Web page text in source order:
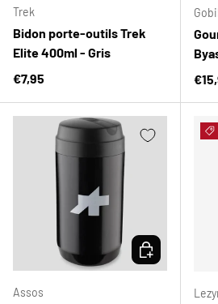
Trek
Bidon porte-outils Trek
Elite 400ml - Gris
Prix habituel
€7,95
Prix
Assos
CHOISIR LES